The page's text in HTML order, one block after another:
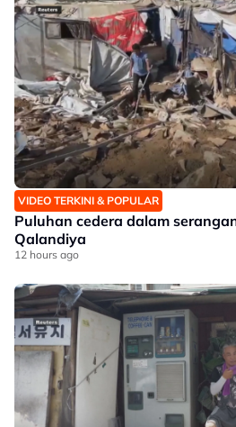
VIDEO TERKINI & POPULAR
Puluhan cedera dalam
Qalandiya
12 hours ago